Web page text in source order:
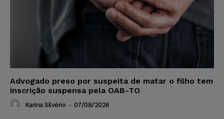
Advogado preso por suspeita de matar o filho tem
inscrição suspensa pela OAB-TO
Karina Silvério - 07/08/2026